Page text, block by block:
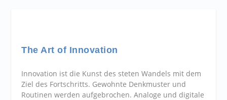
The Art of Innovation
Innovation ist die Kunst des steten Wandels mit dem
Ziel des Fortschritts. Gewohnte Denkmuster und
Routinen werden aufgebrochen. Analoge und digitale